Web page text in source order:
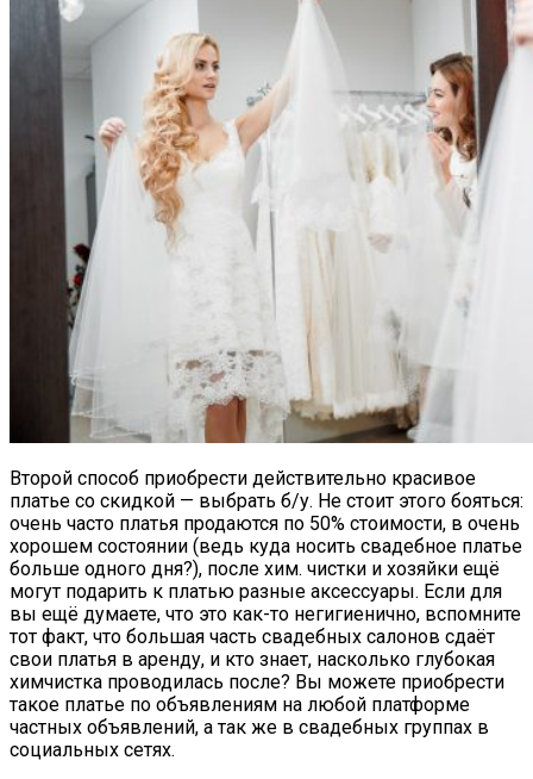
Второй способ приобрести действительно красивое
платье со скидкой — выбрать б/у. Не стоит этого бояться:
очень часто платья продаются по 50% стоимости, в очень
хорошем состоянии (ведь куда носить свадебное платье
больше одного дня?), после хим. чистки и хозяйки ещё
могут подарить к платью разные аксессуары. Если для
вы ещё думаете, что это как-то негигиенично, вспомните
тот факт, что большая часть свадебных салонов сдаёт
свои платья в аренду, и кто знает, насколько глубокая
химчистка проводилась после? Вы можете приобрести
такое платье по объявлениям на любой платформе
частных объявлений, а так же в свадебных группах в
социальных сетях.